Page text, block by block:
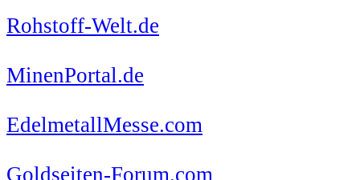
Rohstoff-Welt.de
MinenPortal.de
EdelmetallMesse.com
Goldseiten-Forum.com